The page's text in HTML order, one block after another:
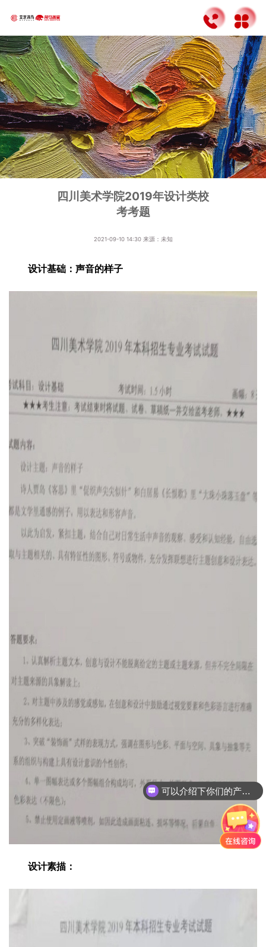
四川美术学院2019年设计类校
考考题
2021-09-10 14:30 来源：未知
设计基础：声音的样子
设计素描：
可以介绍下你们的产品么？